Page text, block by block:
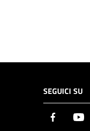
SEGUICI SU
Facebook